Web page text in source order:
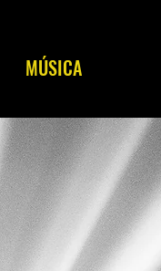
MÚSICA